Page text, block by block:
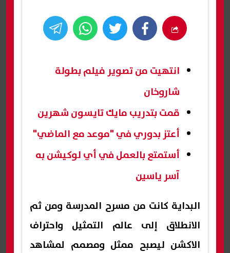
انتهيت من تصوير فيلم بطولة
شاروخان
قمت بتدريب مايك تايسون شهرين
أعتز بدوري في "موعد مع الماضي"
أستمتع بالعمل في أي لوكيشن به
آسر ياسين
البداية كانت من مسرح المدرسة ومن ثم
الانطلاق إلى عالم التمثيل واحتراف
الاكشن ليصبح ممثل ومصمم لمشاهد